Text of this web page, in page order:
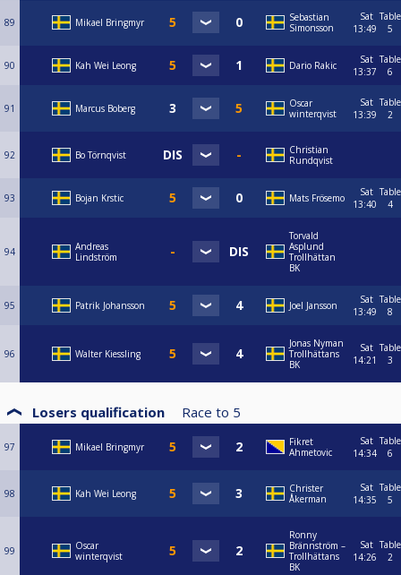
89 Mikael Bringmyr
Sebastian
Simonsson
Sat
13:49
Table
5
90 Kah Wei Leong Dario Rakic
Sat
13:37
Table
6
91 Marcus Boberg
Oscar
winterqvist
Sat
13:39
Table
2
92 Bo Törnqvist
Christian
Rundqvist
93 Bojan Krstic Mats Frösemo
Sat
13:40
Table
4
94
Andreas
Lindström
Torvald
Asplund
Trollhättan
BK
95 Patrik Johansson Joel Jansson
Sat
13:49
Table
8
96 Walter Kiessling
Jonas Nyman
Trollhättans
BK
Sat
14:21
Table
3
Losers qualification Race to 5
97 Mikael Bringmyr
Fikret
Ahmetovic
Sat
14:34
Table
6
98 Kah Wei Leong
Christer
Åkerman
Sat
14:35
Table
5
99
Oscar
winterqvist
Ronny
Brännström –
Trollhättans
BK
Sat
14:26
Table
2